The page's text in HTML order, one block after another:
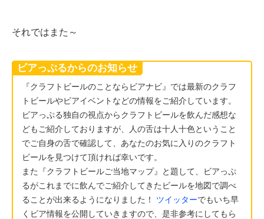
それではまた～
ビアっぷるからのお知らせ
『クラフトビールのことならビアナビ』では最新のクラフ
トビールやビアイベントなどの情報をご紹介しています。
ビアっぷる独自の視点からクラフトビールを飲んだ感想な
どもご紹介しておりますが、人の舌は十人十色ということ
でご自身の舌で確認して、あなたのお気に入りのクラフト
ビールを見つけて頂ければ幸いです。
また『クラフトビールご当地マップ』と題して、ビアっぷ
るがこれまでに飲んでご紹介してきたビールを地図で調べ
ることが出来るようになりました！ ツイッターでもいち早
くビア情報を公開していきますので、是非参考にしてもら